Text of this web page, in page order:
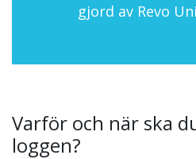
gjord av Revo
Varför och när ska
loggen?